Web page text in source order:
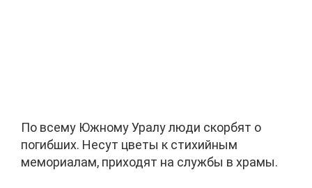
По всему Южному Уралу люди скорбят о
погибших. Несут цветы к стихийным
мемориалам, приходят на службы в храмы.